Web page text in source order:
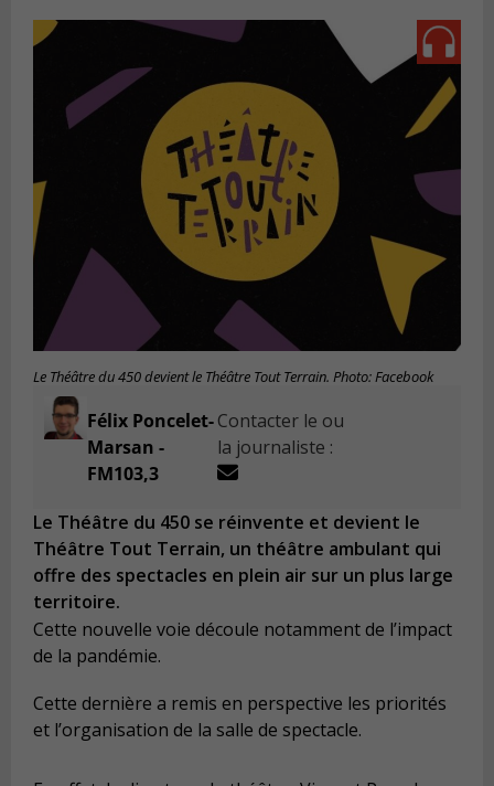
Le Théâtre du 450 devient le Théâtre Tout Terrain. Photo: Facebook
Félix Poncelet-
Marsan -
FM103,3
Contacter le ou
la journaliste :
Le Théâtre du 450 se réinvente et devient le
Théâtre Tout Terrain, un théâtre ambulant qui
offre des spectacles en plein air sur un plus large
territoire.
Cette nouvelle voie découle notamment de l’impact
de la pandémie.
Cette dernière a remis en perspective les priorités
et l’organisation de la salle de spectacle.